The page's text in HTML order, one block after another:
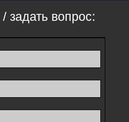
задать вопрос: